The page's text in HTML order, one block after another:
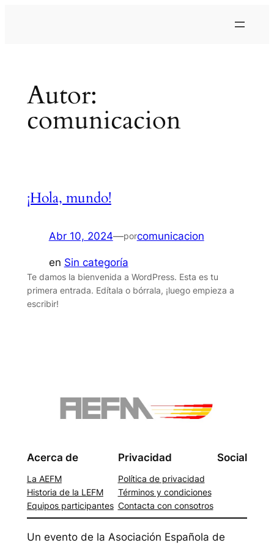
Autor:
comunicacion
¡Hola, mundo!
Abr 10, 2024—porcomunicacion
en Sin categoría
Te damos la bienvenida a WordPress. Esta es tu
primera entrada. Edítala o bórrala, ¡luego empieza a
escribir!
Acerca de
La AEFM
Historia de la LEFM
Equipos participantes
Privacidad
Política de privacidad
Términos y condiciones
Contacta con consotros
Social
Un evento de la Asociación Española de